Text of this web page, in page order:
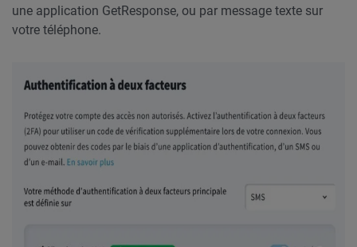
une application GetResponse, ou par message texte sur
votre téléphone.